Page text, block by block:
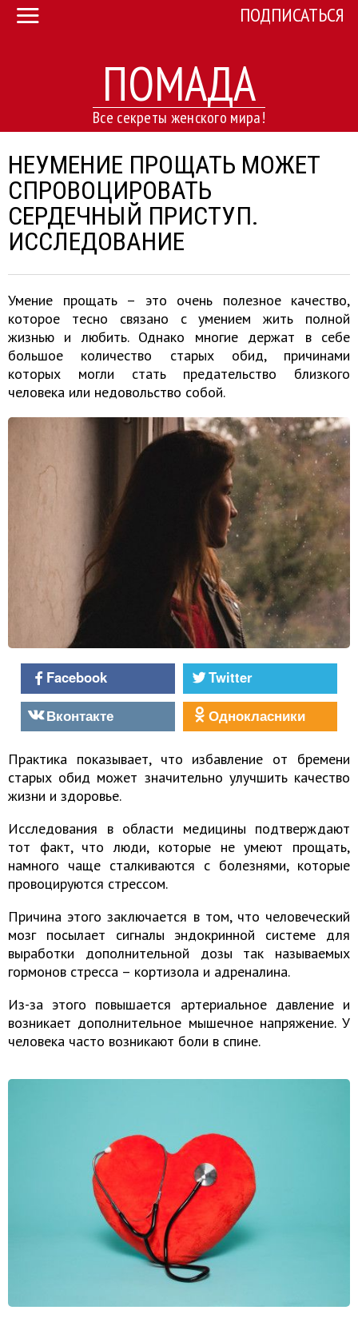
ПОМАДА
Все секреты женского мира!
ПОДПИСАТЬСЯ
НЕУМЕНИЕ ПРОЩАТЬ МОЖЕТ
СПРОВОЦИРОВАТЬ
СЕРДЕЧНЫЙ ПРИСТУП.
ИССЛЕДОВАНИЕ
Умение прощать – это очень полезное качество,
которое тесно связано с умением жить полной
жизнью и любить. Однако многие держат в себе
большое количество старых обид, причинами
которых могли стать предательство близкого
человека или недовольство собой.
Facebook
Twitter
Вконтакте
Однокласники
Практика показывает, что избавление от бремени
старых обид может значительно улучшить качество
жизни и здоровье.
Исследования в области медицины подтверждают
тот факт, что люди, которые не умеют прощать,
намного чаще сталкиваются с болезнями, которые
провоцируются стрессом.
Причина этого заключается в том, что человеческий
мозг посылает сигналы эндокринной системе для
выработки дополнительной дозы так называемых
гормонов стресса – кортизола и адреналина.
Из-за этого повышается артериальное давление и
возникает дополнительное мышечное напряжение. У
человека часто возникают боли в спине.